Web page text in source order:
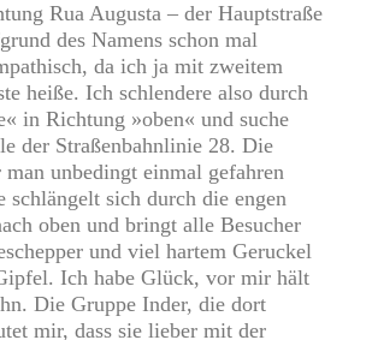
Rua Augusta – der Hauptstraße
des Namens schon mal
da ich ja mit zweitem
heiße. Ich schlendere also durch
in Richtung »oben« und suche
der Straßenbahnlinie 28. Die
unbedingt einmal gefahren
schlängelt sich durch die engen
oben und bringt alle Besucher
und viel hartem Geruckel
Ich habe Glück, vor mir hält
Die Gruppe Inder, die dort
mir, dass sie lieber mit der